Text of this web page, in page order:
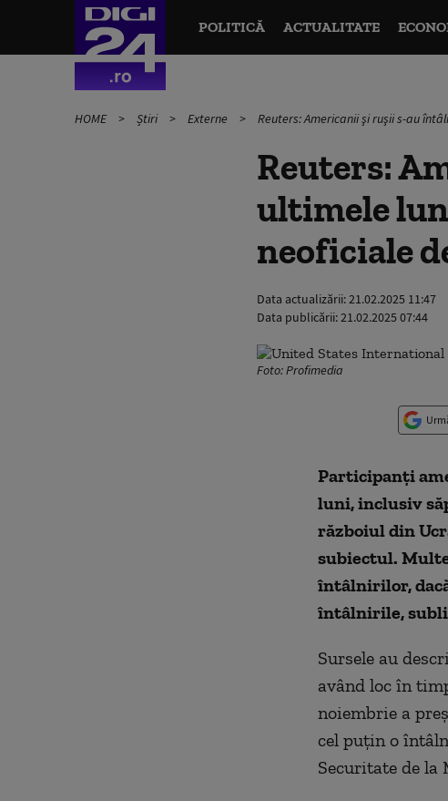
POLITICĂ ACTUALITATE
HOME Știri Externe Reuters: Americanii şi ruşii s-au
Reuters:
ultimele
neoficiale
Data actualizării:21.02.2025 11:47
Data publicării:21.02.2025 07:44
Foto: Profimedia
Participanţi
luni, inclusiv
războiul din
subiectul.
întâlnirilor,
întâlnirile,
Sursele au
având loc în
noiembrie a
cel puţin o
Securitate de la